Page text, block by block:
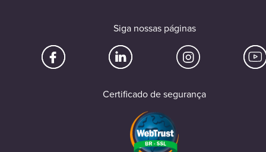
Siga nossas páginas
Certificado de segurança